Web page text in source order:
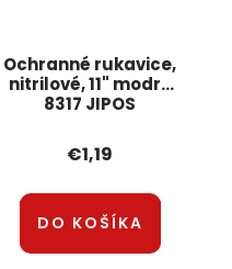
Ochranné rukavice,
nitrilové, 11" modré
8317 JIPOS
€1,19
DO KOŠÍKA